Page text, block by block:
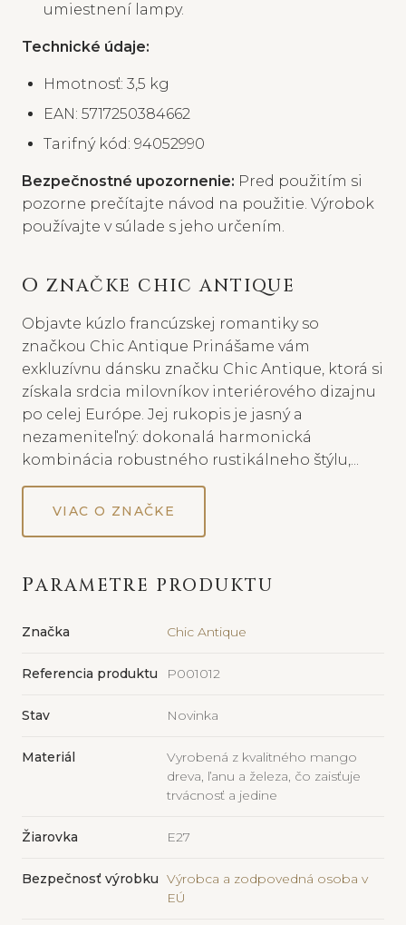
umiestnení lampy.
Technické údaje:
Hmotnosť: 3,5 kg
EAN: 5717250384662
Tarifný kód: 94052990
Bezpečnostné upozornenie: Pred použitím si
pozorne prečítajte návod na použitie. Výrobok
používajte v súlade s jeho určením.
O ZNAČKE CHIC ANTIQUE
Objavte kúzlo francúzskej romantiky so
značkou Chic Antique Prinášame vám
exkluzívnu dánsku značku Chic Antique, ktorá si
získala srdcia milovníkov interiérového dizajnu
po celej Európe. Jej rukopis je jasný a
nezameniteľný: dokonalá harmonická
kombinácia robustného rustikálneho štýlu,...
VIAC O ZNAČKE
PARAMETRE PRODUKTU
Značka Chic Antique
Referencia produktu P001012
Stav Novinka
Materiál
Vyrobená z kvalitného mango
dreva, ľanu a železa, čo zaisťuje
trvácnosť a jedine
Žiarovka E27
Bezpečnosť výrobku Výrobca a zodpovedná osoba v
EÚ